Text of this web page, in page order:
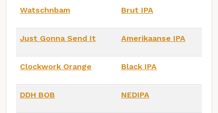
Watschnbam Brut IPA
Just Gonna Send It Amerikaanse IPA
Clockwork Orange Black IPA
DDH BOB NEDIPA